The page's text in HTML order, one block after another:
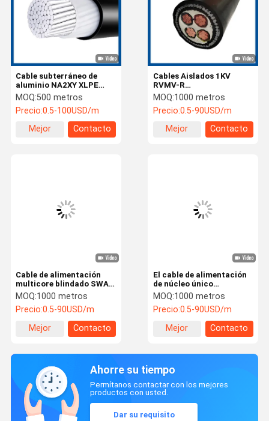
Cable subterráneo de
aluminio NA2XY XLPE
aislado de 0.6/1kV,
conductor de aluminio de
1x400mm²
MOQ:500 metros
Precio:0.5-100USD/m
Mejor
Contacto
Cables Aislados 1KV
RVMV-R
Cu/xlpe/pvc/swa/pvc
3x50+1x25mm2 BS5467
MOQ:1000 metros
Precio:0.5-90USD/m
Mejor
Contacto
Cable de alimentación
multicore blindado SWA
1KV 3x185mm2 N2XRY
IEC60502-1
MOQ:1000 metros
Precio:0.5-90USD/m
Mejor
Contacto
El cable de alimentación
de núcleo único
subterráneo
CU/XLPE/PVC U1000 R2X
1x95mm2
MOQ:1000 metros
Precio:0.5-90USD/m
Mejor
Contacto
Ahorre su tiempo
Permítanos contactar con los mejores
productos con usted.
Dar su requisito